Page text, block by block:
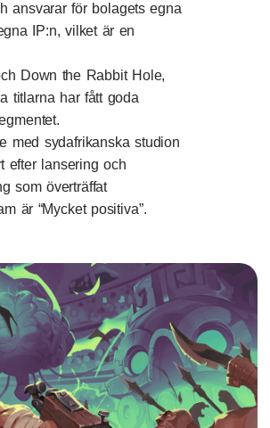
ansvarar för bolagets egna
IP:n, vilket är en
Down the Rabbit Hole,
titlarna har fått goda
med sydafrikanska studion
efter lansering och
som överträffat
är “Mycket positiva”.